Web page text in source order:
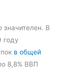
значителен. В
году
в общей
8,8% ВВП